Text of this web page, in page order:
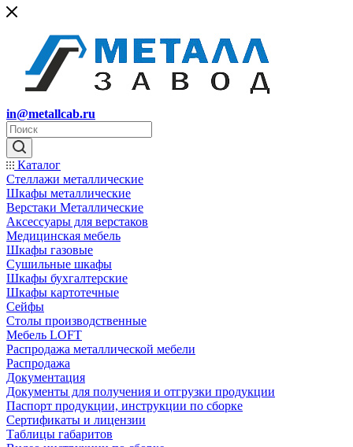
in@metallcab.ru
Каталог
Стеллажи металлические
Шкафы металлические
Верстаки Металлические
Аксессуары для верстаков
Медицинская мебель
Шкафы газовые
Сушильные шкафы
Шкафы бухгалтерские
Шкафы картотечные
Сейфы
Столы производственные
Мебель LOFT
Распродажа металлической мебели
Распродажа
Документация
Документы для получения и отгрузки продукции
Паспорт продукции, инструкции по сборке
Сертификаты и лицензии
Таблицы габаритов